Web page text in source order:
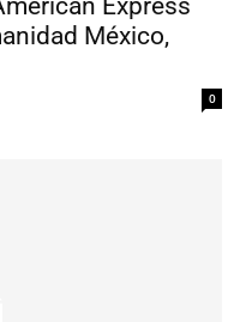
México,
0